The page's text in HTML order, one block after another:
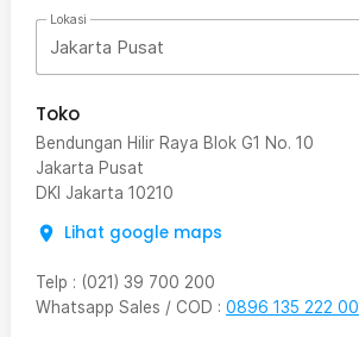
Lokasi
Jakarta Pusat
Toko
Bendungan Hilir Raya Blok G1 No. 10
Jakarta Pusat
DKI Jakarta 10210
Lihat google maps
Telp : (021) 39 700 200
Whatsapp Sales / COD : 0896 135 222 00